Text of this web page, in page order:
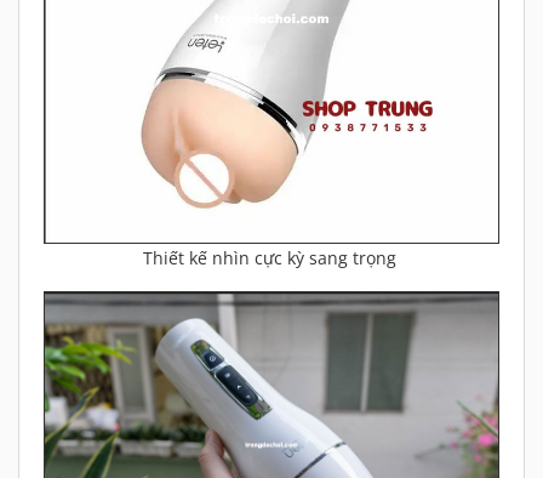
Thiết kế nhìn cực kỳ sang trọng